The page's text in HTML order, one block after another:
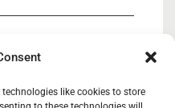
technologies like cookies to store